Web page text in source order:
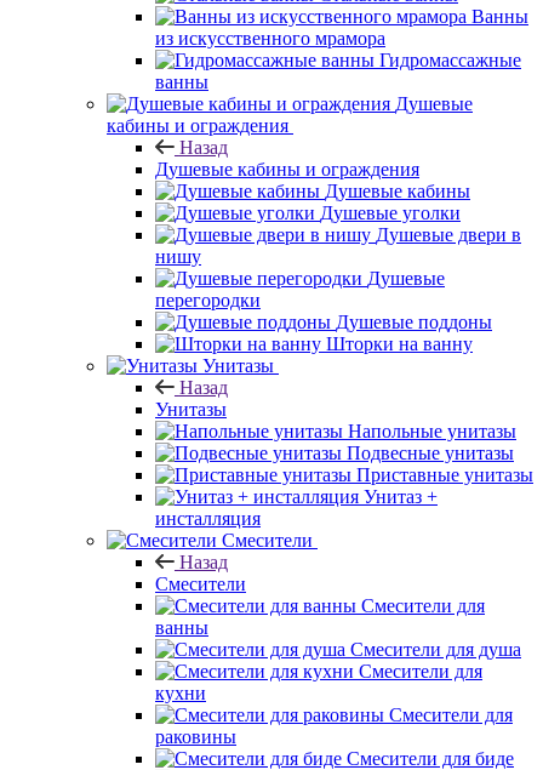
Ванны
из искусственного мрамора
Гидромассажные
ванны
Душевые
кабины и ограждения
Назад
Душевые кабины и ограждения
Душевые кабины
Душевые уголки
Душевые двери в
нишу
Душевые
перегородки
Душевые поддоны
Шторки на ванну
Унитазы
Назад
Унитазы
Напольные унитазы
Подвесные унитазы
Приставные унитазы
Унитаз +
инсталляция
Смесители
Назад
Смесители
Смесители для
ванны
Смесители для душа
Смесители для
кухни
Смесители для
раковины
Смесители для биде